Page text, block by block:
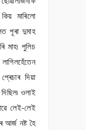
মাৰিলো
পূৰা দুমাহ
মাহ৷ পুলিচ
দিয়া
ওলাই
লেই-লেই
আৰ্জ নষ্ট হৈ